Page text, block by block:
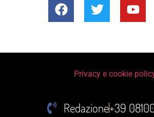
Redazione+39
Privacy e cookie